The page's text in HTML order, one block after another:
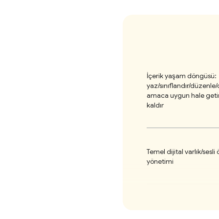
İçerik yaşam döngüsü:
yaz/sınıflandır/
amaca uygun hale
kaldır
Temel dijital varlık/
yönetimi